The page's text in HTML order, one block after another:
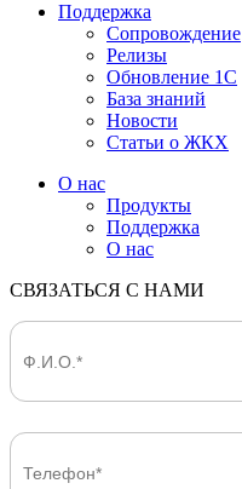
Поддержка
Сопровождение
Релизы
Обновление 1С
База знаний
Новости
Статьи о ЖКХ
О нас
Продукты
Поддержка
О нас
СВЯЗАТЬСЯ С НАМИ